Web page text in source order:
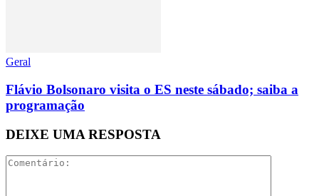
Geral
Flávio Bolsonaro visita o ES neste sábado; saiba a
programação
DEIXE UMA RESPOSTA